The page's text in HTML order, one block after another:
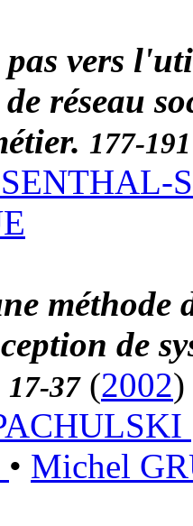
vers
réseau
177-191
méthode
de
17-37(2002)
• Michel